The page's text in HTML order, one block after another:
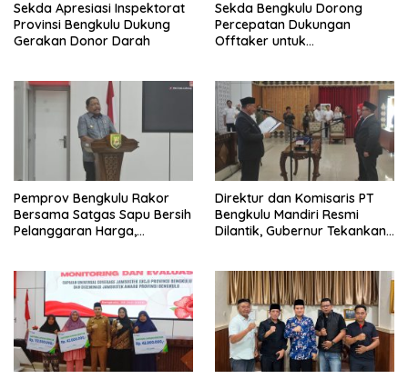
Sekda Apresiasi Inspektorat
Provinsi Bengkulu Dukung
Gerakan Donor Darah
Sekda Bengkulu Dorong
Percepatan Dukungan
Offtaker untuk
Pemprov Bengkulu Rakor
Bersama Satgas Sapu Bersih
Pelanggaran Harga,
Masih Jadi Sorotan
Direktur dan Komisaris PT
Bengkulu Mandiri Resmi
Dilantik, Gubernur Tekankan